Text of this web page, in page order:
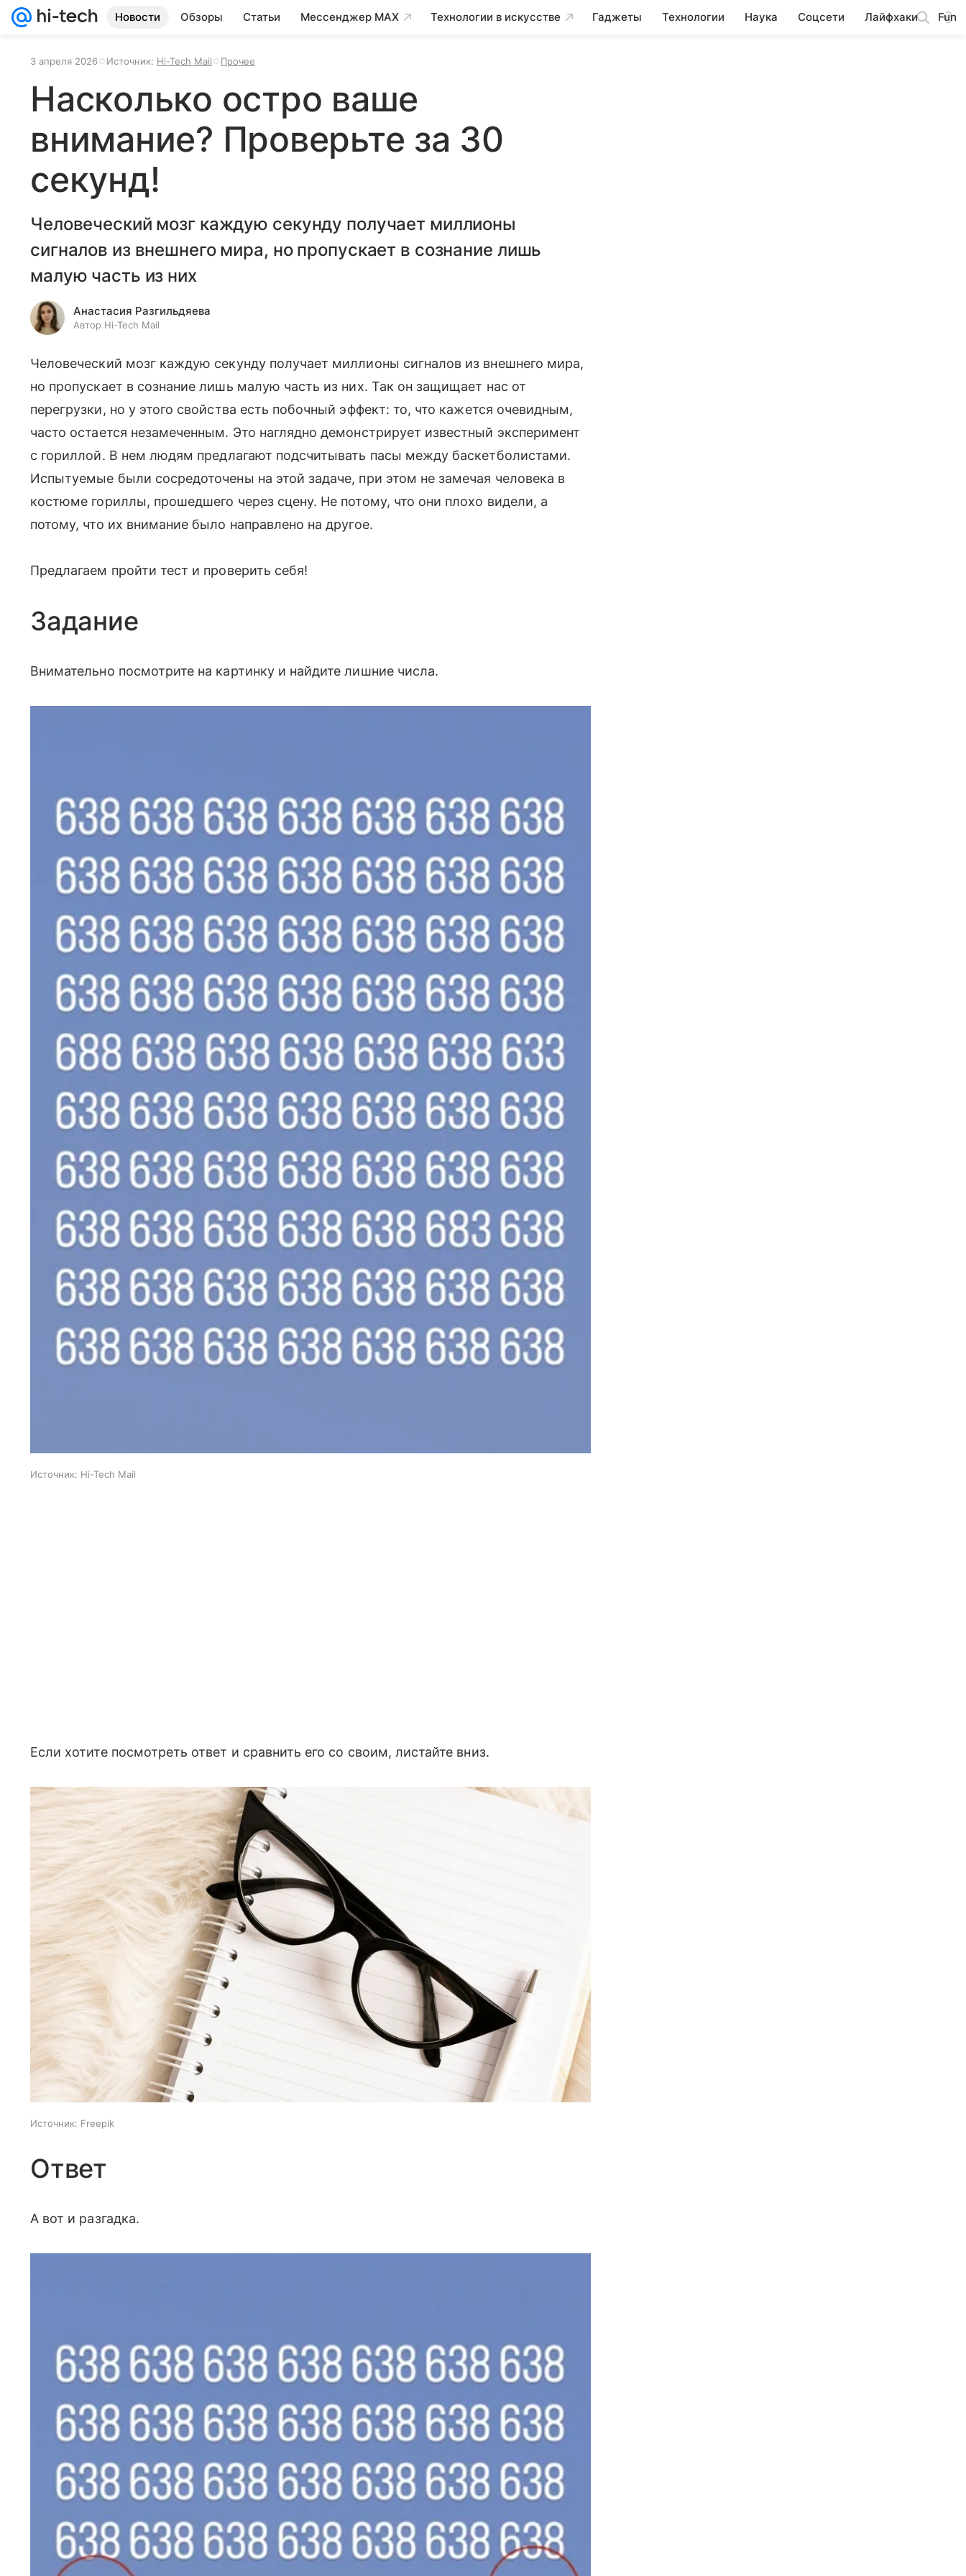
Новости Обзоры Статьи Мессенджер MAX Технологии в искусстве Гаджеты Технологии Наука Соцсети Лайфхаки Fun
3 апреля 2026 Источник: Hi-Tech Mail Прочее
Насколько остро ваше
внимание? Проверьте за 30
секунд!
Человеческий мозг каждую секунду получает миллионы
сигналов из внешнего мира, но пропускает в сознание лишь
малую часть из них
Анастасия Разгильдяева
Автор Hi-Tech Mail
Человеческий мозг каждую секунду получает миллионы сигналов из внешнего мира,
но пропускает в сознание лишь малую часть из них. Так он защищает нас от
перегрузки, но у этого свойства есть побочный эффект: то, что кажется очевидным,
часто остается незамеченным. Это наглядно демонстрирует известный эксперимент
с гориллой. В нем людям предлагают подсчитывать пасы между баскетболистами.
Испытуемые были сосредоточены на этой задаче, при этом не замечая человека в
костюме гориллы, прошедшего через сцену. Не потому, что они плохо видели, а
потому, что их внимание было направлено на другое.
Предлагаем пройти тест и проверить себя!
Задание
Внимательно посмотрите на картинку и найдите лишние числа.
Источник: Hi-Tech Mail
Если хотите посмотреть ответ и сравнить его со своим, листайте вниз.
Источник: Freepik
Ответ
А вот и разгадка.